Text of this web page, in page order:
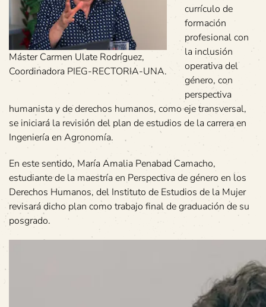
Máster Carmen Ulate Rodríguez,
Coordinadora PIEG-RECTORIA-UNA.
currículo de
formación
profesional con
la inclusión
operativa del
género, con
perspectiva
humanista y de derechos humanos, como eje transversal,
se iniciará la revisión del plan de estudios de la carrera en
Ingeniería en Agronomía.
En este sentido, María Amalia Penabad Camacho,
estudiante de la maestría en Perspectiva de género en los
Derechos Humanos, del Instituto de Estudios de la Mujer
revisará dicho plan como trabajo final de graduación de su
posgrado.